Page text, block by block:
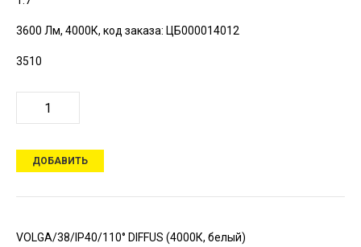
3600 Лм, 4000К, код заказа: ЦБ000014012
3510
ДОБАВИТЬ
VOLGA/38/IP40/110° DIFFUS (4000К, белый)